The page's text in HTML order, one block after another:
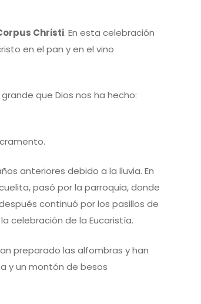
Christi. En esta celebración
en el pan y en el vino
que Dios nos ha hecho:
anteriores debido a la lluvia. En
pasó por la parroquia, donde
continuó por los pasillos de
celebración de la Eucaristía.
preparado las alfombras y han
y un montón de besos